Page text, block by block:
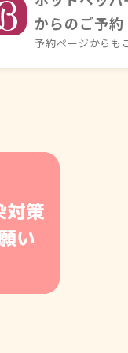
からのご予約
予約ページからも